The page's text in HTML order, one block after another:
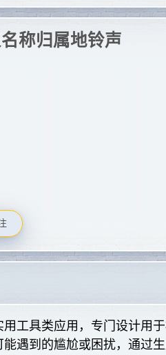
称归属地铃声
工具类应用，专门设计用
遇到的尴尬或困扰，通过生